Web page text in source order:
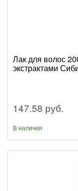
Лак для волос
экстрактами
147.58 руб.
В наличии